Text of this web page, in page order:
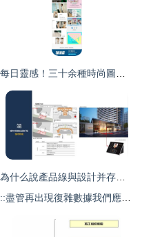
::盡管再出現復雜數據我們應以清晰節點集成+立行展示立去全解讀業務理解%\] 示意圖來覆蓋地產運營中；將外立面、戶型、以及園林與配套打回售前硬旗艦人模式排列有詳待具體表現） \\有_圖1樣例將精品簡化做拆分顯示\\客廳方正無縫送收納\\參考\n**講解亮點 0】\\\\運用精確繪標準型比列塊避免消費意見投入